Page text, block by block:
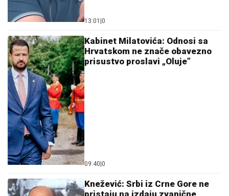
13:01 |0
Kabinet Milatovića: Odnosi sa
Hrvatskom ne znače obavezno
prisustvo proslavi „Oluje”
09:40|0
Knežević: Srbi iz Crne Gore ne
pristaju na izdaju zvanične